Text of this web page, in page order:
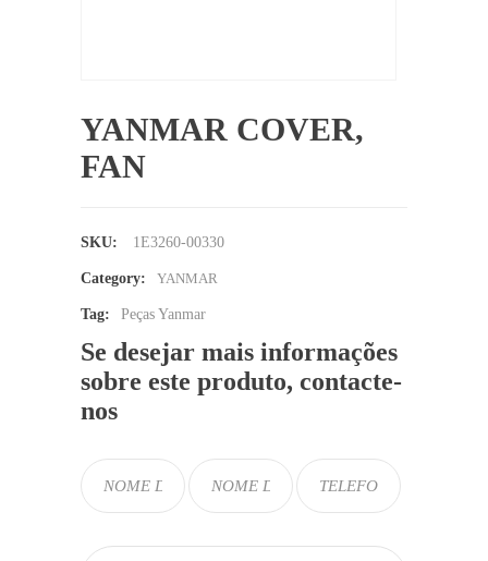
YANMAR COVER,
FAN
SKU: 1E3260-00330
Category: YANMAR
Tag: Peças Yanmar
Se desejar mais informações
sobre este produto, contacte-
nos